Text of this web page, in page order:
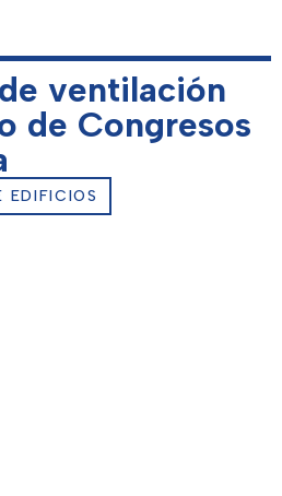
ventilación
de Congresos
EDIFICIOS